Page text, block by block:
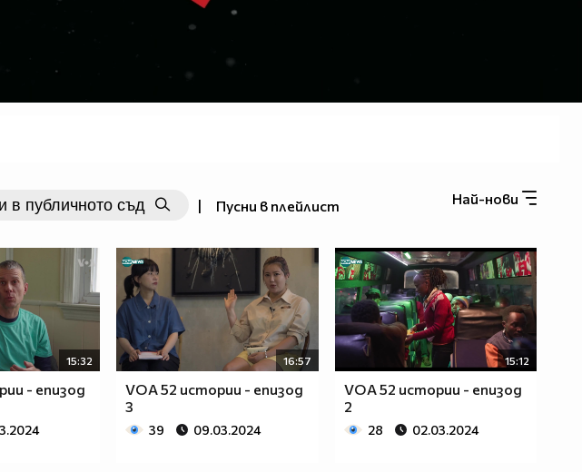
Най-нови
| Пусни в плейлист
15:32
- епизод
16:57
VOA 52 истории - епизод
3
39 09.03.2024
15:12
VOA 52 истории - епизод
2
28 02.03.2024